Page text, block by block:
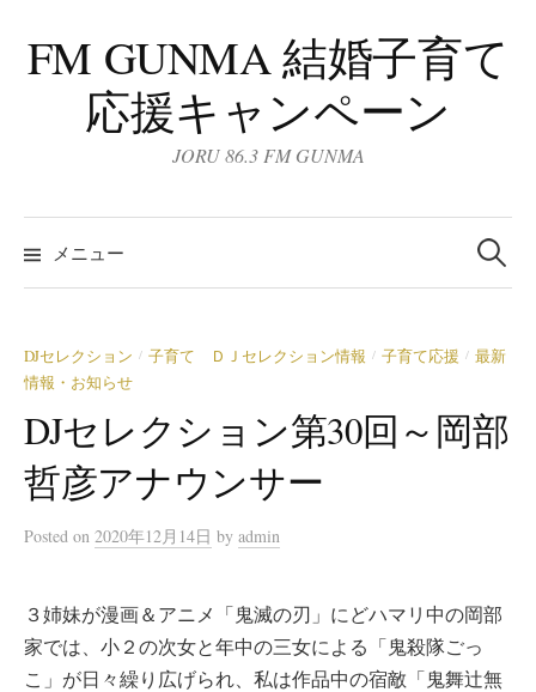
ン
テ
FM GUNMA 結婚子育て
応援キャンペーン
JORU 86.3 FM GUNMA
メニュー
検
索:
DJセレクション / 子育て ＤＪセレクション情報 / 子育て応援 / 最新
情報・お知らせ
DJセレクション第30回～岡部
哲彦アナウンサー
Posted on 2020年12月14日 by admin
３姉妹が漫画＆アニメ「鬼滅の刃」にどハマリ中の岡部
家では、小２の次女と年中の三女による「鬼殺隊ごっ
こ」が日々繰り広げられ、私は作品中の宿敵「鬼舞辻無